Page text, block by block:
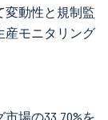
変動性と規制監
産モニタリング